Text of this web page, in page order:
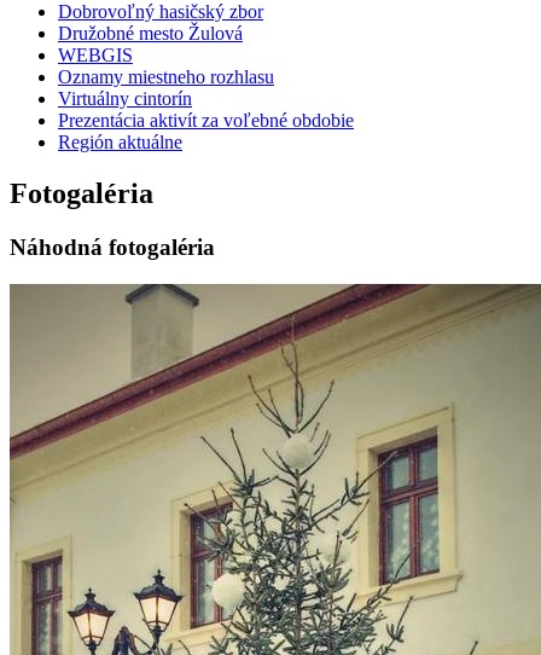
Dobrovoľný hasičský zbor
Družobné mesto Žulová
WEBGIS
Oznamy miestneho rozhlasu
Virtuálny cintorín
Prezentácia aktivít za voľebné obdobie
Región aktuálne
Fotogaléria
Náhodná fotogaléria